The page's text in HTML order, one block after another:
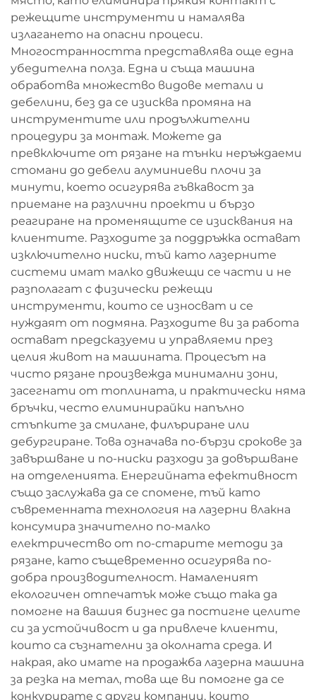
режещите инструменти и намалява
излагането на опасни процеси.
Многостранността представлява още една
убедителна полза. Една и съща машина
обработва множество видове метали и
дебелини, без да се изисква промяна на
инструментите или продължителни
процедури за монтаж. Можете да
превключите от рязане на тънки неръждаеми
стомани до дебели алуминиеви плочи за
минути, което осигурява гъвкавост за
приемане на различни проекти и бързо
реагиране на променящите се изисквания на
клиентите. Разходите за поддръжка остават
изключително ниски, тъй като лазерните
системи имат малко движещи се части и не
разполагат с физически режещи
инструменти, които се износват и се
нуждаят от подмяна. Разходите ви за работа
остават предсказуеми и управляеми през
целия живот на машината. Процесът на
чисто рязане произвежда минимални зони,
засегнати от топлината, и практически няма
бръчки, често елиминирайки напълно
стъпките за смилане, филъриране или
дебургиране. Това означава по-бързи срокове за
завършване и по-ниски разходи за довършване
на отделенията. Енергийната ефективност
също заслужава да се спомене, тъй като
съвременната технология на лазерни влакна
консумира значително по-малко
електричество от по-старите методи за
рязане, като същевременно осигурява по-
добра производителност. Намаленият
екологичен отпечатък може също така да
помогне на вашия бизнес да постигне целите
си за устойчивост и да привлече клиенти,
които са съзнателни за околната среда. И
накрая, ако имате на продажба лазерна машина
за резка на метал, това ще ви помогне да се
конкурирате с други компании, които